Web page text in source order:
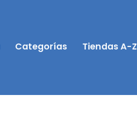
Categorías Tiendas A-Z